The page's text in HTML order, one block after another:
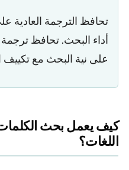
تحافظ الترجمة العادية
أداء البحث. تحافظ
على نية البحث مع تكييف
كيف يعمل بحث الكلمات
اللغات؟